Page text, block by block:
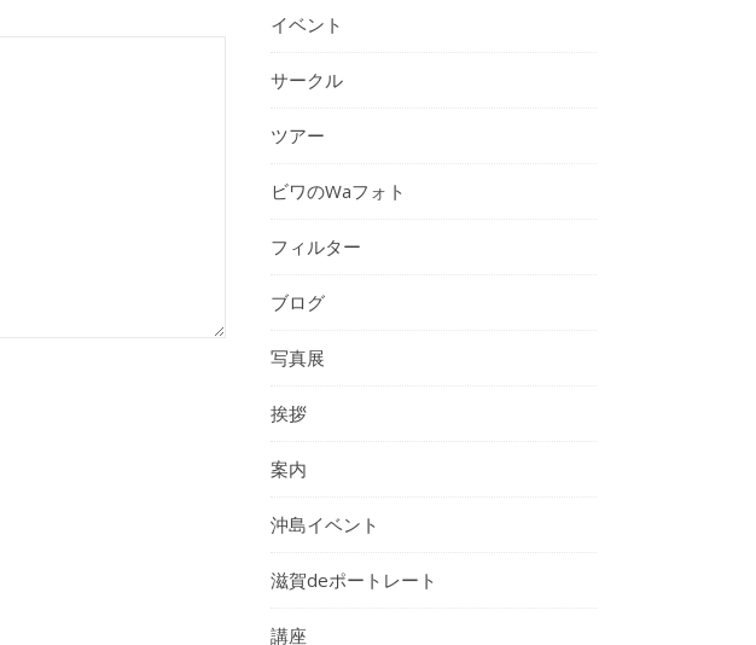
イベント
サークル
ツアー
ビワのWaフォト
フィルター
ブログ
写真展
挨拶
案内
沖島イベント
滋賀deポートレート
講座